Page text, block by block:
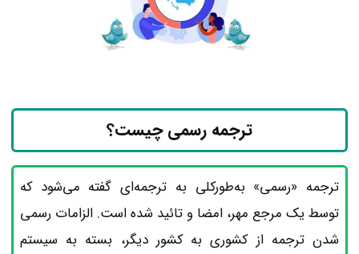
ترجمه رسمی چیست؟
ترجمه «رسمی» به‌طورکلی به ترجمه‌ای گفته می‌شود که
توسط یک مرجع مهر، امضا و تائید شده است. الزامات رسمی
شدن ترجمه از کشوری به کشور دیگر، بسته به سیستم